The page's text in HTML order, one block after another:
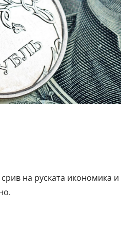
на руската икономика